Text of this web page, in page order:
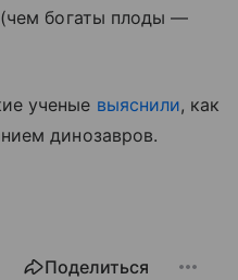
(чем богаты плоды —
ученые выяснили, как
динозавров.
Поделиться